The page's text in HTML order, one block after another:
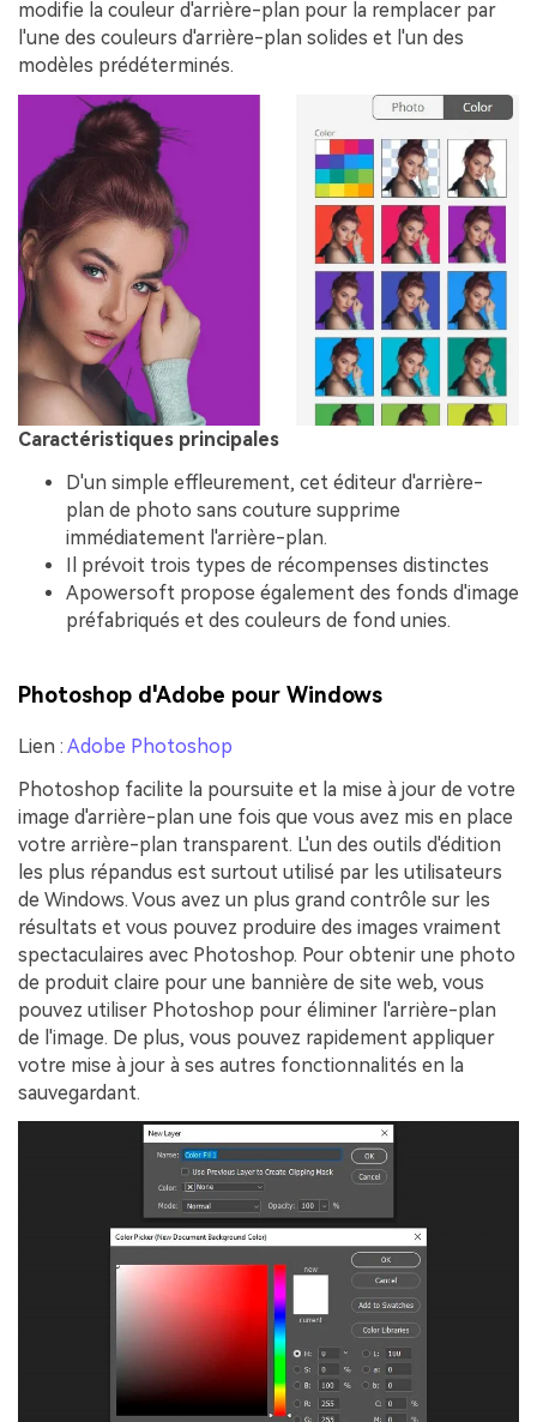
modifie la couleur d'arrière-plan pour la remplacer par
l'une des couleurs d'arrière-plan solides et l'un des
modèles prédéterminés.
Caractéristiques principales
D'un simple effleurement, cet éditeur d'arrière-
plan de photo sans couture supprime
immédiatement l'arrière-plan.
Il prévoit trois types de récompenses distinctes
Apowersoft propose également des fonds d'image
préfabriqués et des couleurs de fond unies.
Photoshop d'Adobe pour Windows
Lien : Adobe Photoshop
Photoshop facilite la poursuite et la mise à jour de votre
image d'arrière-plan une fois que vous avez mis en place
votre arrière-plan transparent. L'un des outils d'édition
les plus répandus est surtout utilisé par les utilisateurs
de Windows. Vous avez un plus grand contrôle sur les
résultats et vous pouvez produire des images vraiment
spectaculaires avec Photoshop. Pour obtenir une photo
de produit claire pour une bannière de site web, vous
pouvez utiliser Photoshop pour éliminer l'arrière-plan
de l'image. De plus, vous pouvez rapidement appliquer
votre mise à jour à ses autres fonctionnalités en la
sauvegardant.